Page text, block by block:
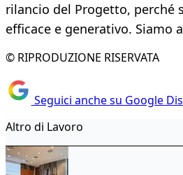
rilancio del Progetto, perché
efficace e generativo. Siamo
© RIPRODUZIONE RISERVATA
Seguici anche su Google
Altro di Lavoro